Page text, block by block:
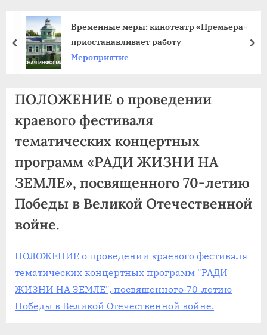
факс:
+7
39
59
Временные меры: кинотеатр «Премьера»
приостанавливает работу
Мероприятие
пред
ПОЛОЖЕНИЕ о проведении
краевого фестиваля
тематических концертных
программ «РАДИ ЖИЗНИ НА
ЗЕМЛЕ», посвященного 70-летию
Победы в Великой Отечественной
войне.
ПОЛОЖЕНИЕ о проведении краевого фестиваля
тематических концертных программ "РАДИ
ЖИЗНИ НА ЗЕМЛЕ", посвященного 70-летию
Победы в Великой Отечественной войне.